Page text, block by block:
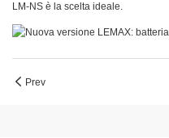
LM-NS è la scelta ideale.
Prev